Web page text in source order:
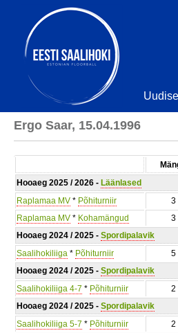
Ergo Saar, 15.04.1996
Hooaeg 2025 / 2026 - Läänlased
Raplamaa MV * Põhiturniir 3
Raplamaa MV * Kohamängud 3
Hooaeg 2024 / 2025 - Spordipalavik
Saalihokiliiga * Põhiturniir 5
Hooaeg 2024 / 2025 - Spordipalavik
Saalihokiliiga 4-7 * Põhiturniir 2
Hooaeg 2024 / 2025 - Spordipalavik
Saalihokiliiga 5-7 * Põhiturniir 2